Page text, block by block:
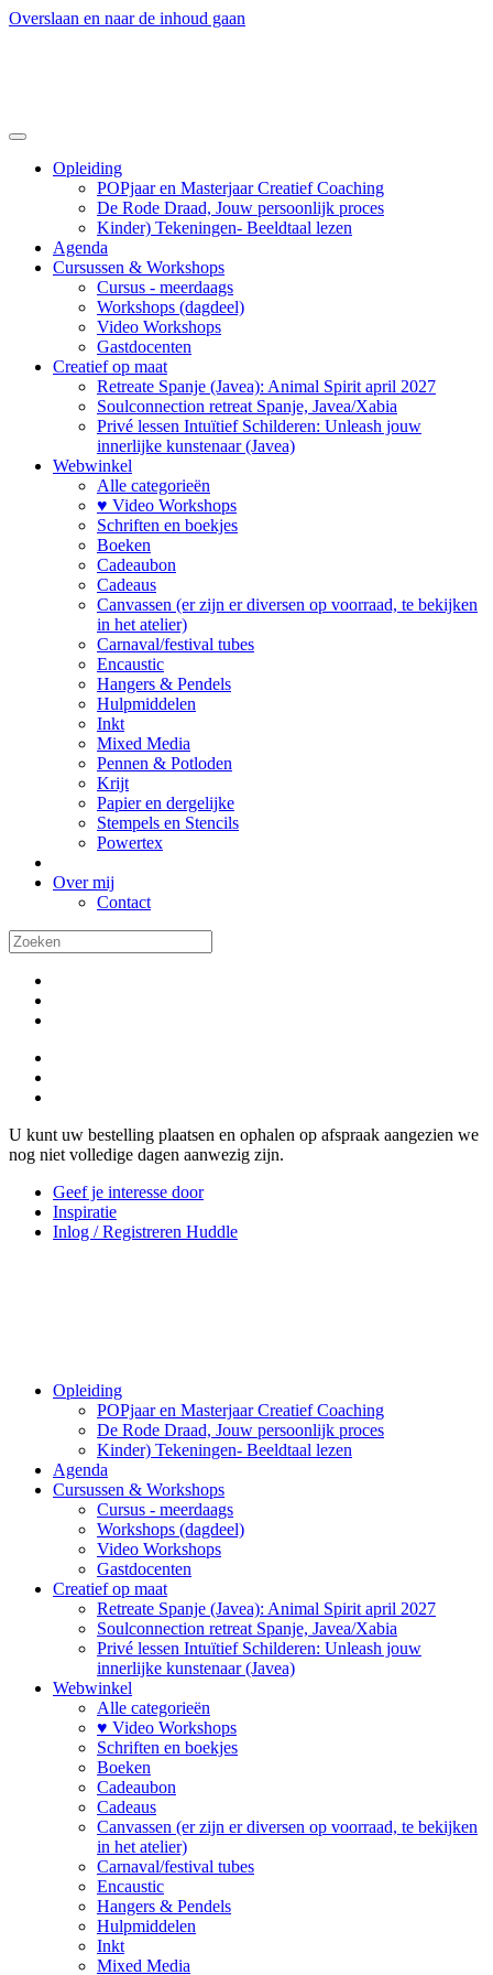
Overslaan en naar de inhoud gaan
Opleiding
POPjaar en Masterjaar Creatief Coaching
De Rode Draad, Jouw persoonlijk proces
Kinder) Tekeningen- Beeldtaal lezen
Agenda
Cursussen & Workshops
Cursus - meerdaags
Workshops (dagdeel)
Video Workshops
Gastdocenten
Creatief op maat
Retreate Spanje (Javea): Animal Spirit april 2027
Soulconnection retreat Spanje, Javea/Xabia
Privé lessen Intuïtief Schilderen: Unleash jouw
innerlijke kunstenaar (Javea)
Webwinkel
Alle categorieën
♥ Video Workshops
Schriften en boekjes
Boeken
Cadeaubon
Cadeaus
Canvassen (er zijn er diversen op voorraad, te bekijken
in het atelier)
Carnaval/festival tubes
Encaustic
Hangers & Pendels
Hulpmiddelen
Inkt
Mixed Media
Pennen & Potloden
Krijt
Papier en dergelijke
Stempels en Stencils
Powertex
Over mij
Contact
U kunt uw bestelling plaatsen en ophalen op afspraak aangezien we
nog niet volledige dagen aanwezig zijn.
Geef je interesse door
Inspiratie
Inlog / Registreren Huddle
Opleiding
POPjaar en Masterjaar Creatief Coaching
De Rode Draad, Jouw persoonlijk proces
Kinder) Tekeningen- Beeldtaal lezen
Agenda
Cursussen & Workshops
Cursus - meerdaags
Workshops (dagdeel)
Video Workshops
Gastdocenten
Creatief op maat
Retreate Spanje (Javea): Animal Spirit april 2027
Soulconnection retreat Spanje, Javea/Xabia
Privé lessen Intuïtief Schilderen: Unleash jouw
innerlijke kunstenaar (Javea)
Webwinkel
Alle categorieën
♥ Video Workshops
Schriften en boekjes
Boeken
Cadeaubon
Cadeaus
Canvassen (er zijn er diversen op voorraad, te bekijken
in het atelier)
Carnaval/festival tubes
Encaustic
Hangers & Pendels
Hulpmiddelen
Inkt
Mixed Media